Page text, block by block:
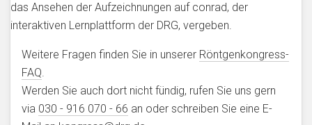
das Ansehen der Aufzeichnungen auf conrad, der
interaktiven Lernplattform der DRG, vergeben.
Weitere Fragen finden Sie in unserer Röntgenkongress-
FAQ.
Werden Sie auch dort nicht fündig, rufen Sie uns gern
via 030 - 916 070 - 66 an oder schreiben Sie eine E-